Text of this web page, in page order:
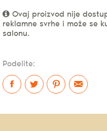
Ovaj proizvod nije
reklamne svrhe i može se
salonu.
Podelite: